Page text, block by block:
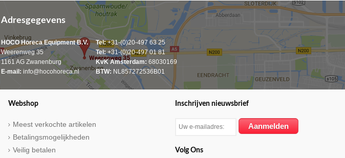
Adresgegevens
HOCO Horeca Equipment B.V.
Weerenweg 35
1161 AG Zwanenburg
E-mail: info@hocohoreca.nl
Tel:+31-(0)20-497 63 25
Tel:+31-(0)20-497 01 81
KvK Amsterdam: 68030169
BTW: NL857272536B01
Webshop
Meest verkochte artikelen
Betalingsmogelijkheden
Veilig betalen
Inschrijven nieuwsbrief
Volg Ons